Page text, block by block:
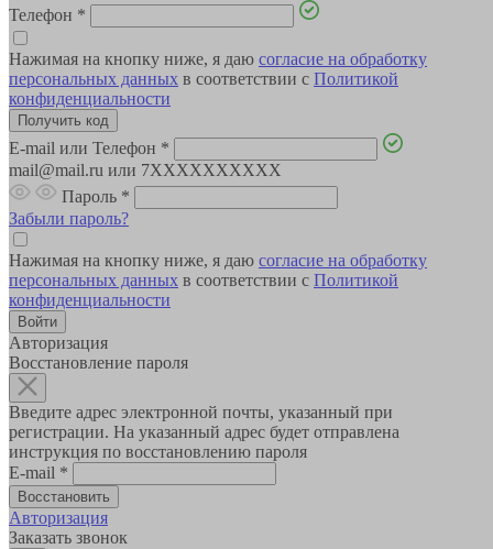
Телефон *
Нажимая на кнопку ниже, я даю согласие на обработку
персональных данных в соответствии с Политикой
конфиденциальности
E-mail или Телефон *
mail@mail.ru или 7XXXXXXXXXX
Пароль *
Забыли пароль?
Нажимая на кнопку ниже, я даю согласие на обработку
персональных данных в соответствии с Политикой
конфиденциальности
Авторизация
Восстановление пароля
Введите адрес электронной почты, указанный при
регистрации. На указанный адрес будет отправлена
инструкция по восстановлению пароля
E-mail *
Авторизация
Заказать звонок